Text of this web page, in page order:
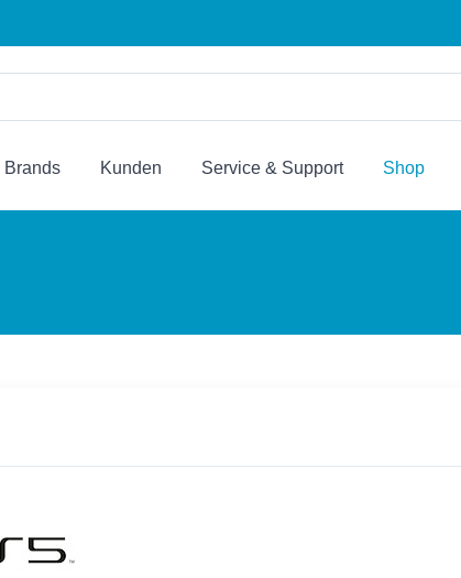
Brands Kunden Service & Support Shop